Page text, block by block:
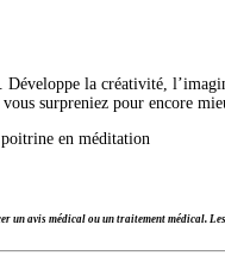
la créativité,
surpreniez pour encore
en méditation
un avis médical ou un traitement médical.